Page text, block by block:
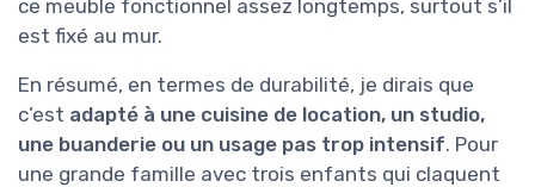
ce meuble fonctionnel assez longtemps, surtout s’il
est fixé au mur.
En résumé, en termes de durabilité, je dirais que
c’est adapté à une cuisine de location, un studio,
une buanderie ou un usage pas trop intensif. Pour
une grande famille avec trois enfants qui claquent